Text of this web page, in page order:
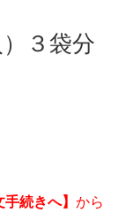
３袋分
続きへ】 から